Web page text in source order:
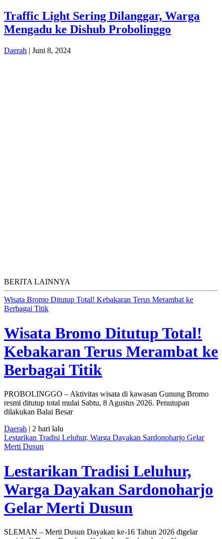
Traffic Light Sering Dilanggar, Warga
Mengadu ke Dishub Probolinggo
Daerah | Juni 8, 2024
BERITA LAINNYA
Wisata Bromo Ditutup Total! Kebakaran Terus Merambat ke
Berbagai Titik
Wisata Bromo Ditutup Total!
Kebakaran Terus Merambat ke
Berbagai Titik
PROBOLINGGO – Aktivitas wisata di kawasan Gunung Bromo
resmi ditutup total mulai Sabtu, 8 Agustus 2026. Penutupan
dilakukan Balai Besar
Daerah | 2 hari lalu
Lestarikan Tradisi Leluhur, Warga Dayakan Sardonoharjo Gelar
Merti Dusun
Lestarikan Tradisi Leluhur,
Warga Dayakan Sardonoharjo
Gelar Merti Dusun
SLEMAN – Merti Dusun Dayakan ke-16 Tahun 2026 digelar